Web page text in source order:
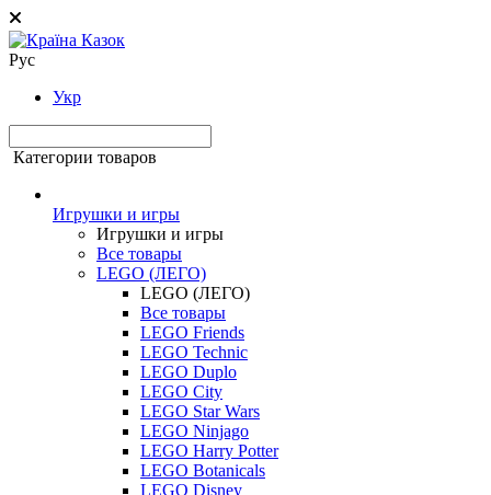
Рус
Укр
Категории товаров
Игрушки и игры
Игрушки и игры
Все товары
LEGO (ЛЕГО)
LEGO (ЛЕГО)
Все товары
LEGO Friends
LEGO Technic
LEGO Duplo
LEGO City
LEGO Star Wars
LEGO Ninjago
LEGO Harry Potter
LEGO Botanicals
LEGO Disney